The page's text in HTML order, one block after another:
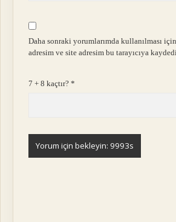
Daha sonraki yorumlarımda kullanılması
adresim ve site adresim bu tarayıcıya
7 + 8 kaçtır?*